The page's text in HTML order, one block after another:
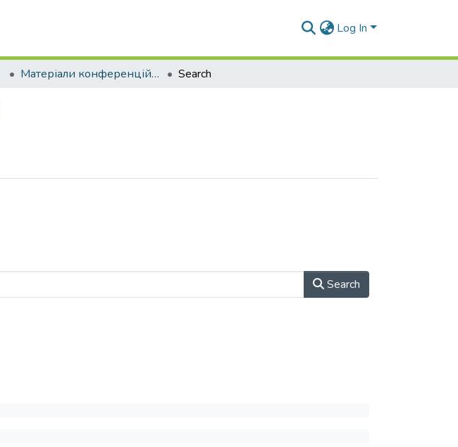
Log In
Матеріали конференцій (ЕСЕУтаТЕ) Search
Search